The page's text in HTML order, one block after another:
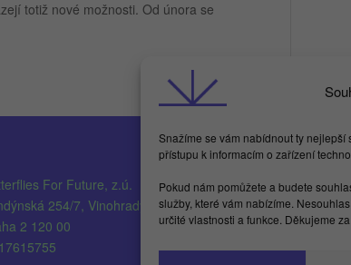
Snažíme se vám nabídnout ty
přístupu k informacím o zařízení
Pokud nám pomůžete a budete
služby, které vám nabízíme.
určité vlastnosti a funkce. Děkujeme
totiž nové možnosti. Od února se
For Future, z.ú.
254/7, Vinohrady
2 120 00
info@kamdu.cz
Facebook
LinkedIn
Instagram
YouTube
Spotify
TikTok